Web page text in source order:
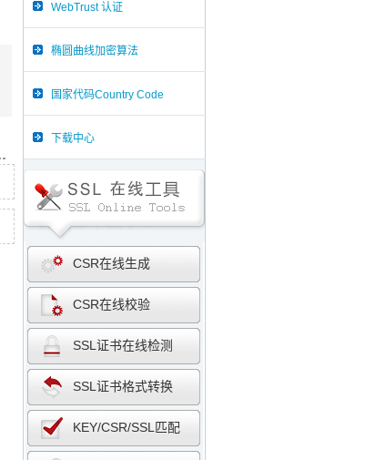
WebTrust 认证
椭圆曲线加密算法
国家代码Country Code
下载中心
CSR在线生成
CSR在线校验
SSL证书在线检测
SSL证书格式转换
KEY/CSR/SSL匹配